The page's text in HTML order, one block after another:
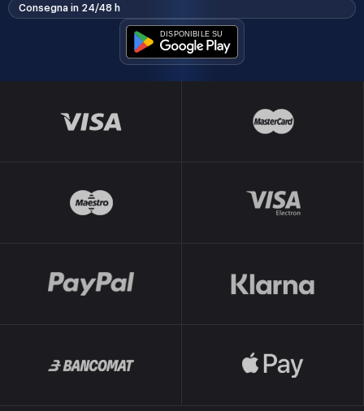
Consegna in 24/48 h